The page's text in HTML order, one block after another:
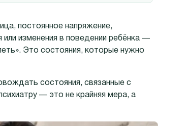
постоянное напряжение,
или изменения в поведении ребёнка —
Это состояния, которые нужно
состояния, связанные с
— это не крайняя мера, а